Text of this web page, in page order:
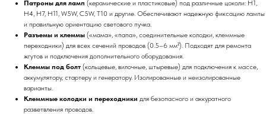
Патроны для ламп (керамические и пластиковые) под различные цоколи: H1,
H4, H7, H11, W5W, C5W, T10 и другие. Обеспечивают надежную фиксацию лампы
и правильную ориентацию светового пучка.
Разъемы и клеммы («мама», «папа», соединительные колодки, клеммные
переходники) для всех сечений проводов (0.5–6 мм²). Подходят для ремонта
жгутов и подключения дополнительного оборудования.
Клеммы под болт (кольцевые, вилочные, штыревые) для подключения к массе,
аккумулятору, стартеру и генератору. Изолированные и неизолированные
варианты.
Клеммные колодки и переходники для безопасного и аккуратного
разветвления проводов.